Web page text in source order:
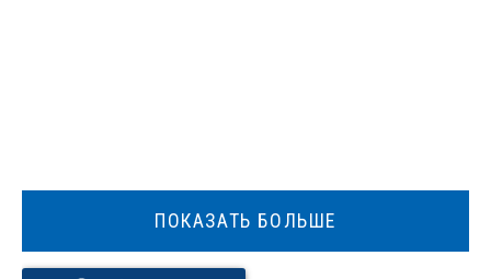
ПОКАЗАТЬ БОЛЬШЕ